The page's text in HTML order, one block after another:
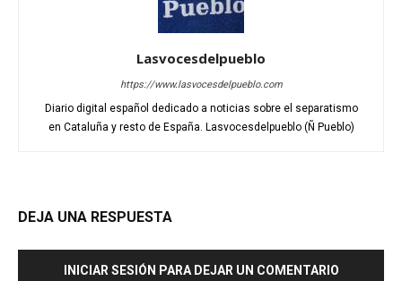
Lasvocesdelpueblo
https://www.lasvocesdelpueblo.com
Diario digital español dedicado a noticias sobre el separatismo
en Cataluña y resto de España. Lasvocesdelpueblo (Ñ Pueblo)
DEJA UNA RESPUESTA
INICIAR SESIÓN PARA DEJAR UN COMENTARIO